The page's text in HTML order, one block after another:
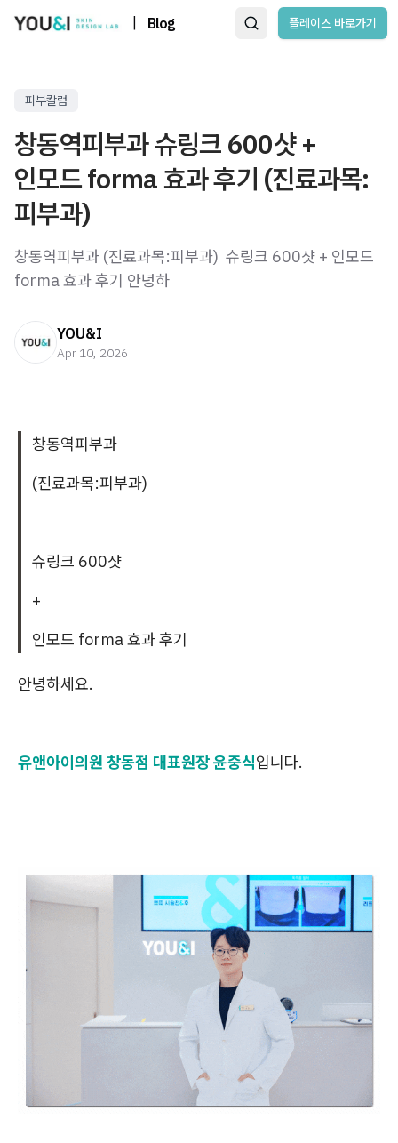
Blog 플레이스 바로가기
피부칼럼
창동역피부과 슈링크 600샷 +
인모드 forma 효과 후기 (진료과목:
피부과)
창동역피부과 (진료과목:피부과) ​ 슈링크 600샷 + 인모드
forma 효과 후기 안녕하
YOU&I
Apr 10, 2026
창동역피부과
(진료과목:피부과)
슈링크 600샷
+
인모드 forma 효과 후기
안녕하세요.
유앤아이의원 창동점 대표원장 윤중식입니다.